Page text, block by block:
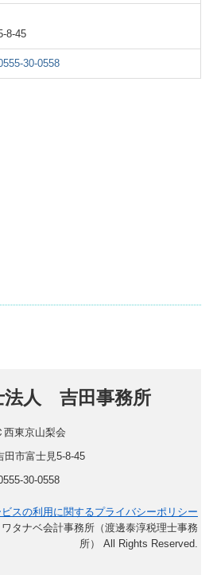
8-45
30-0558
西東京山梨会
市富士見5-8-45
30-0558
スの利用に関するプライバシーポリシー
タナベ会計事務所（渡邊泰淳税理士事務
所） All Rights Reserved.